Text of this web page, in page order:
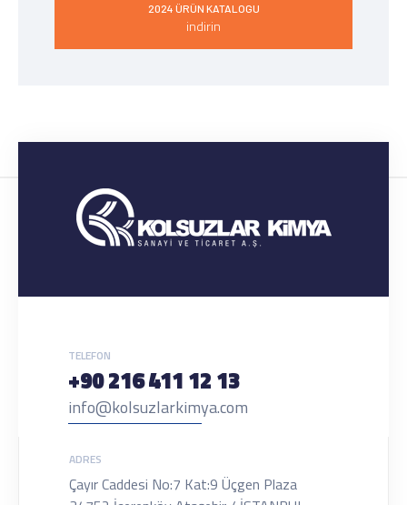
2024 ÜRÜN KATALOGU
indirin
TELEFON
+90 216 411 12 13
info@kolsuzlarkimya.com
ADRES
Çayır Caddesi No:7 Kat:9 Üçgen Plaza